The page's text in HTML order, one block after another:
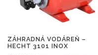
ZÁHRADNÁ VODÁREŇ –
HECHT 3101 INOX